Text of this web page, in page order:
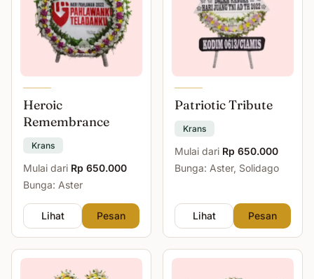
Heroic
Remembrance
Krans
Mulai dari Rp 650.000
Bunga: Aster
Lihat Pesan
Patriotic Tribute
Krans
Mulai dari Rp 650.000
Bunga: Aster, Solidago
Lihat Pesan